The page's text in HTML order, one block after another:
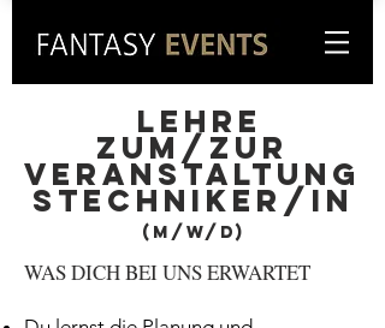
Lehre
zum/zur
veranstaltung
stechniker/In
(m/w/D)
WAS DICH BEI UNS ERWARTET